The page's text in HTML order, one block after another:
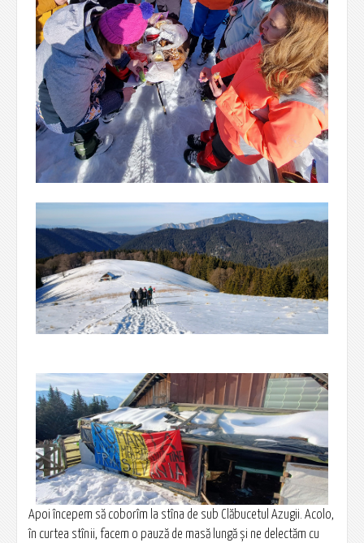
Apoi începem să coborîm la stîna de sub Clăbucetul Azugii. Acolo,
în curtea stînii, facem o pauză de masă lungă și ne delectăm cu